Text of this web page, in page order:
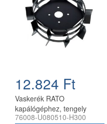
12.824 Ft
Vaskerék RATO
kapálógéphez, tengely
nélkül
76008-U080510-H300